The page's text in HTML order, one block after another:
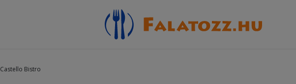
Castello Bistro